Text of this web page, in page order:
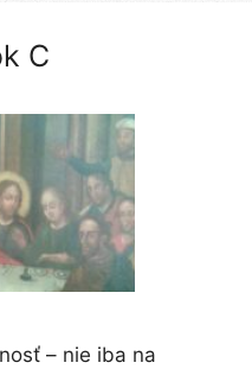
C
– nie iba na